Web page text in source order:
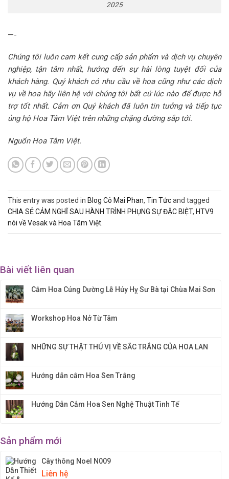
2025
—-
Chúng tôi luôn cam kết cung cấp sản phẩm và dịch vụ chuyên
nghiệp, tận tâm nhất, hướng đến sự hài lòng tuyệt đối của
khách hàng. Quý khách có nhu cầu về hoa cũng như các dịch
vụ về hoa hãy liên hệ với chúng tôi bất cứ lúc nào để được hỗ
trợ tốt nhất. Cảm ơn Quý khách đã luôn tin tưởng và tiếp tục
ủng hộ Hoa Tâm Việt trên những chặng đường sắp tới.
Nguổn Hoa Tâm Việt.
This entry was posted in Blog Cô Mai Phan, Tin Tứcand tagged
CHIA SẺ CẢM NGHĨ SAU HÀNH TRÌNH PHỤNG SỰ ĐẶC BIỆT, HTV9
nói về Vesak và Hoa Tâm Việt
Bài viết liên quan
Cắm Hoa Cúng Dường Lễ Húy Hỵ Sư Bà tại Chùa Mai Sơn
Workshop Hoa Nở Từ Tâm
NHỮNG SỰ THẬT THÚ VỊ VỀ SẮC TRẮNG CỦA HOA LAN
Hướng dẫn cắm Hoa Sen Trắng
Hướng Dẫn Cắm Hoa Sen Nghệ Thuật Tinh Tế
Sản phẩm mới
Cây thông Noel N009
Liên hệ